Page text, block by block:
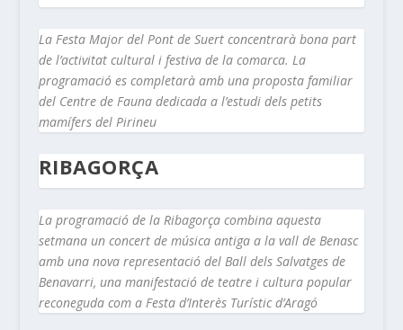
La Festa Major del Pont de Suert concentrarà bona part
de l’activitat cultural i festiva de la comarca. La
programació es completarà amb una proposta familiar
del Centre de Fauna dedicada a l’estudi dels petits
mamífers del Pirineu
RIBAGORÇA
La programació de la Ribagorça combina aquesta
setmana un concert de música antiga a la vall de Benasc
amb una nova representació del Ball dels Salvatges de
Benavarri, una manifestació de teatre i cultura popular
reconeguda com a Festa d’Interès Turístic d’Aragó